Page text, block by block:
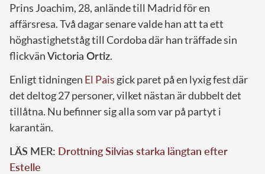
Prins Joachim, 28, anlände till Madrid för en
affärsresa. Två dagar senare valde han att ta ett
höghastighetståg till Cordoba där han träffade sin
flickvänVictoria Ortiz.
Enligt tidningen El Pais gick paret på en lyxig fest där
det deltog 27 personer, vilket nästan är dubbelt det
tillåtna. Nu befinner sig alla som var på partyt i
karantän.
LÄS MER: Drottning Silvias starka längtan efter
Estelle